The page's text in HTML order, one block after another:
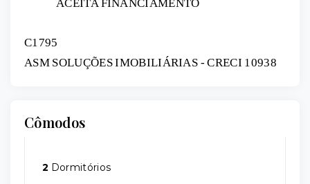
ACEITA FINANCIAMENTO
C1795
ASM SOLUÇÕES IMOBILIÁRIAS - CRECI 10938
Cômodos
2 Dormitórios